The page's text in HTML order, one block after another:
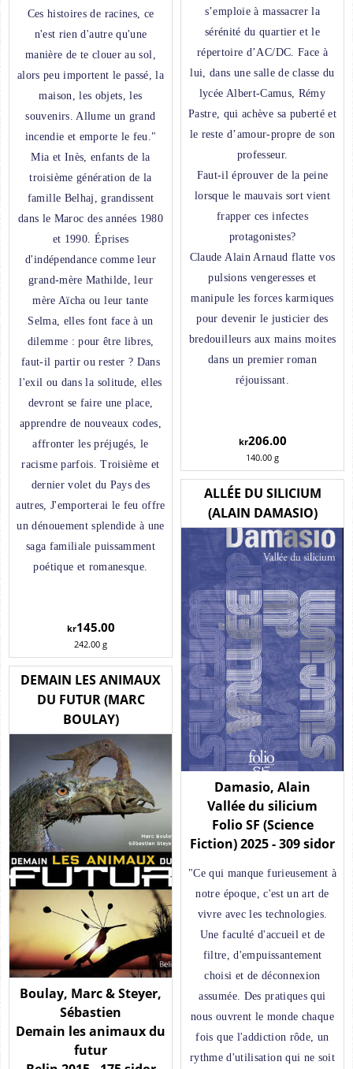
s’emploie à massacrer la
sérénité du quartier et le
répertoire d’AC/DC. Face à
lui, dans une salle de classe du
lycée Albert-Camus, Rémy
Pastre, qui achève sa puberté et
le reste d’amour-propre de son
professeur.
Faut-il éprouver de la peine
lorsque le mauvais sort vient
frapper ces infectes
protagonistes?
Claude Alain Arnaud flatte vos
pulsions vengeresses et
manipule les forces karmiques
pour devenir le justicier des
bredouilleurs aux mains moites
dans un premier roman
réjouissant.
kr206.00
140.00 g
Ces histoires de racines, ce
n'est rien d'autre qu'une
manière de te clouer au sol,
alors peu importent le passé, la
maison, les objets, les
souvenirs. Allume un grand
incendie et emporte le feu."
Mia et Inès, enfants de la
troisième génération de la
famille Belhaj, grandissent
dans le Maroc des années 1980
et 1990. Éprises
d'indépendance comme leur
grand-mère Mathilde, leur
mère Aïcha ou leur tante
Selma, elles font face à un
dilemme : pour être libres,
faut-il partir ou rester ? Dans
l'exil ou dans la solitude, elles
devront se faire une place,
apprendre de nouveaux codes,
affronter les préjugés, le
racisme parfois. Troisième et
dernier volet du Pays des
autres, J'emporterai le feu offre
un dénouement splendide à une
saga familiale puissamment
poétique et romanesque.
kr145.00
242.00 g
ALLÉE DU SILICIUM
(ALAIN DAMASIO)
Damasio, Alain
Vallée du silicium
Folio SF (Science
Fiction) 2025 - 309 sidor
"Ce qui manque furieusement à
notre époque, c'est un art de
vivre avec les technologies.
Une faculté d'accueil et de
filtre, d'empuissantement
choisi et de déconnexion
assumée. Des pratiques qui
nous ouvrent le monde chaque
fois que l'addiction rôde, un
rythme d'utilisation qui ne soit
DEMAIN LES ANIMAUX
DU FUTUR (MARC
BOULAY)
Boulay, Marc & Steyer,
Sébastien
Demain les animaux du
futur